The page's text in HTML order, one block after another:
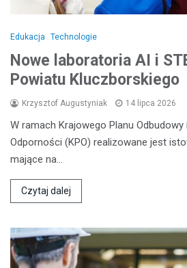
Edukacja Technologie
Nowe laboratoria AI i
Powiatu Kluczborskiego
Krzysztof Augustyniak 14 lipca 2026
W ramach Krajowego Planu
Odporności (KPO) realizowane jest
mające na…
Czytaj dalej